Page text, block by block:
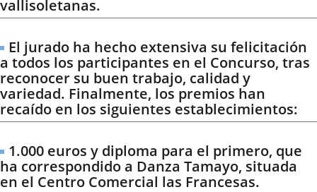
vallisoletanas.
El jurado ha hecho extensiva su felicitación
a todos los participantes en el Concurso, tras
reconocer su buen trabajo, calidad y
variedad. Finalmente, los premios han
recaído en los siguientes establecimientos:
1.000 euros y diploma para el primero, que
ha correspondido a Danza Tamayo, situada
en el Centro Comercial las Francesas.